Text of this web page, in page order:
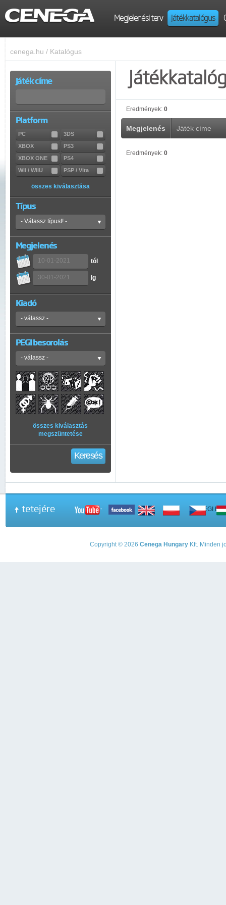
Megjelenési terv Játékkatalógus
cenega.hu / Katalógus
Játék címe
Platform
PC
3DS
XBOX
PS3
XBOX ONE
PS4
Wii / WiiU
PSP / Vita
összes kiválasztása
Típus
Megjelenés
tól
ig
Kiadó
PEGI besorolás
összes kiválasztás
megszüntetése
Keresés
Eredmények: 0
Megjelenés Játék címe
Eredmények: 0
tetejére A PEGI
Copyright © 2026 Cenega Hungary Kft. Minden